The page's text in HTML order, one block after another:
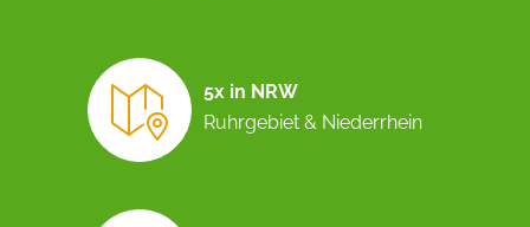
5x in NRW
Ruhrgebiet & Niederrhein